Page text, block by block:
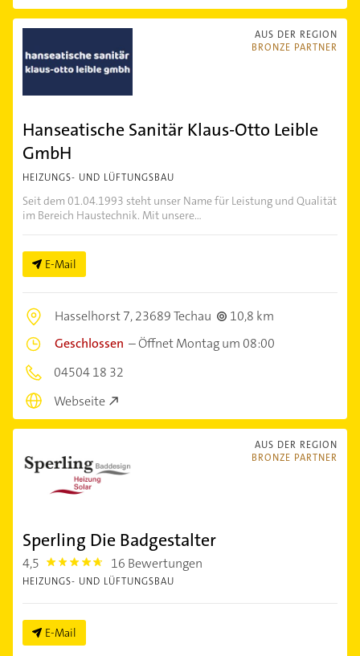
AUS DER REGION
BRONZE PARTNER
Hanseatische Sanitär Klaus-Otto Leible
GmbH
HEIZUNGS- UND LÜFTUNGSBAU
Seit dem 01.04.1993 steht unser Name für Leistung und Qualität
im Bereich Haustechnik. Mit unsere...
E-Mail
Hasselhorst 7,23689 Techau
10,8 km
Geschlossen –Öffnet Montag um 08:00
04504 18 32
Webseite
AUS DER REGION
BRONZE PARTNER
Sperling Die Badgestalter
4,5 4.5 16 Bewertungen
HEIZUNGS- UND LÜFTUNGSBAU
E-Mail